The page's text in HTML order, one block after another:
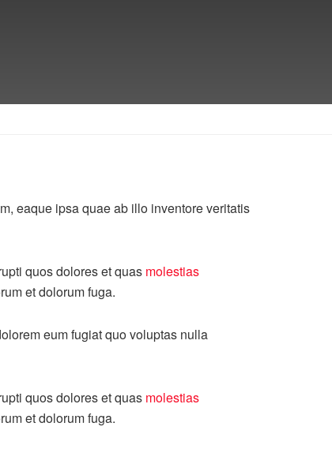
eaque ipsa quae ab illo inventore veritatis
quos dolores et quas molestias
et dolorum fuga.
eum fugiat quo voluptas nulla
quos dolores et quas molestias
et dolorum fuga.